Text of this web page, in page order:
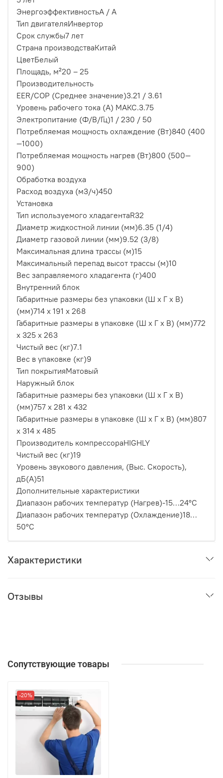
ЭнергоэффективностьA / A
Тип двигателяИнвертор
Срок службы7 лет
Страна производстваКитай
ЦветБелый
Площадь, м²20 – 25
Производительность
EER/COP (Среднее значение)3.21 / 3.61
Уровень рабочего тока (А) МАКС.3.75
Электропитание (Ф/В/Гц)1 / 230 / 50
Потребляемая мощность охлаждение (Вт)840 (400
—1000)
Потребляемая мощность нагрев (Вт)800 (500—
900)
Обработка воздуха
Расход воздуха (м3/ч)450
Установка
Тип используемого хладагентаR32
Диаметр жидкостной линии (мм)6.35 (1/4)
Диаметр газовой линии (мм)9.52 (3/8)
Максимальная длина трассы (м)15
Максимальный перепад высот трассы (м)10
Вес заправляемого хладагента (г)400
Внутренний блок
Габаритные размеры без упаковки (Ш x Г x В)
(мм)714 х 191 х 268
Габаритные размеры в упаковке (Ш x Г x В) (мм)772
х 325 х 263
Чистый вес (кг)7.1
Вес в упаковке (кг)9
Тип покрытияМатовый
Наружный блок
Габаритные размеры без упаковки (Ш x Г x В)
(мм)757 х 281 х 432
Габаритные размеры в упаковке (Ш x Г x В) (мм)807
х 314 х 485
Производитель компрессораHIGHLY
Чистый вес (кг)19
Уровень звукового давления, (Выс. Скорость),
дБ(А)51
Дополнительные характеристики
Диапазон рабочих температур (Нагрев)-15…24°C
Диапазон рабочих температур (Охлаждение)18…
50°C
Характеристики
Отзывы
Сопутствующие товары
-20%